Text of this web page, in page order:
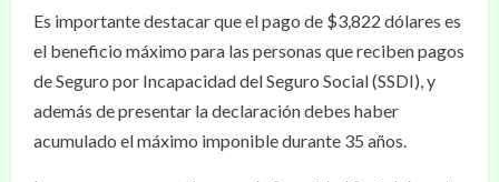
Es importante destacar que el pago de $3,822 dólares es
el beneficio máximo para las personas que reciben pagos
de Seguro por Incapacidad del Seguro Social (SSDI), y
además de presentar la declaración debes haber
acumulado el máximo imponible durante 35 años.